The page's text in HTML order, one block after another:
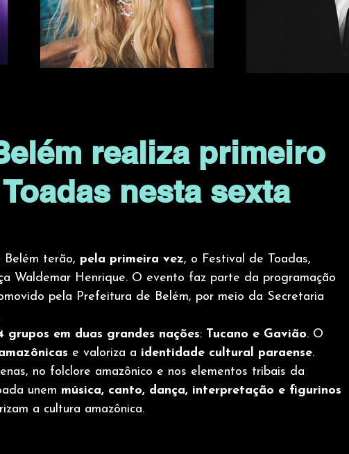
realiza primeiro
nesta sexta
terão, pela primeira vez, o Festival de Toadas,
Waldemar Henrique. O evento faz parte da programação
pela Prefeitura de Belém, por meio da Secretaria
grupos em duas grandes nações: Tucano e Gavião. O
e valoriza a identidade cultural paraense.
no folclore amazônico e nos elementos tribais da
unem música, canto, dança, interpretação e figurinos
a cultura amazônica.